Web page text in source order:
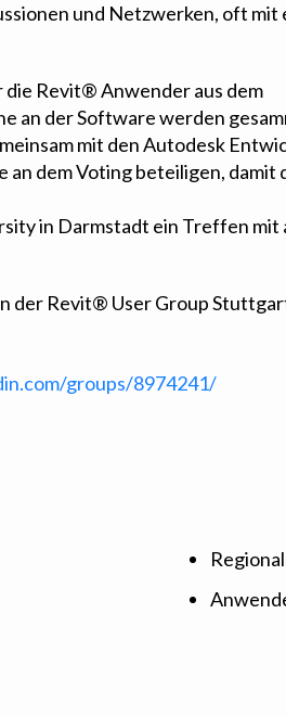
und Netzwerken, oft mit
die Revit® Anwender aus dem
an der Software werden
mit den Autodesk
an dem Voting beteiligen, damit
in Darmstadt ein Treffen mit
der Revit® User Group
groups/8974241/